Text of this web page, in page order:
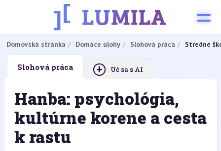
Domovská stránka Domáce úlohy Slohová práca Stredné
Slohová práca + Uč sa s AI
Hanba: psychológia,
kultúrne korene a cesta
k rastu